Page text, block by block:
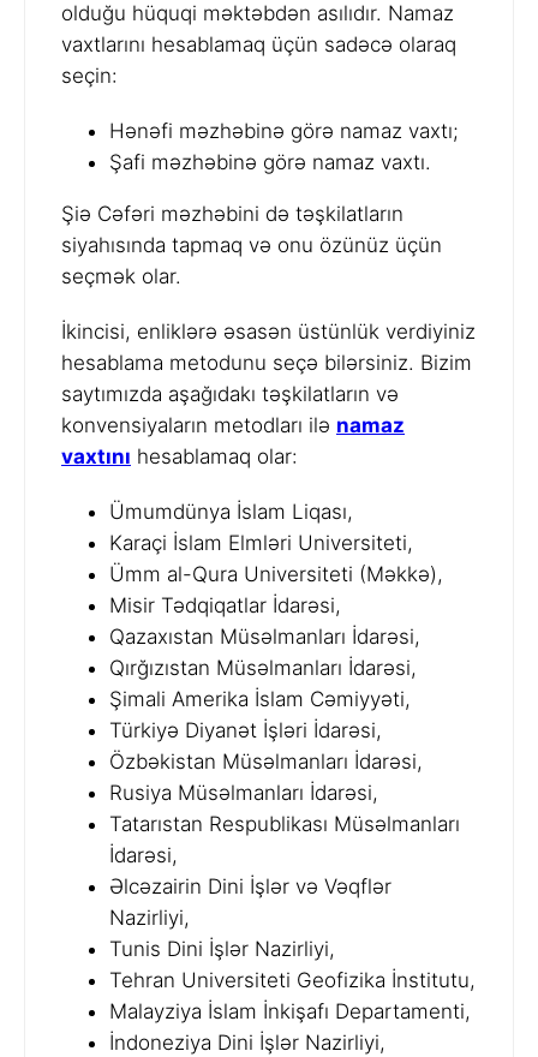
olduğu hüquqi məktəbdən asılıdır. Namaz
vaxtlarını hesablamaq üçün sadəcə olaraq
seçin:
Hənəfi məzhəbinə görə namaz vaxtı;
Şafi məzhəbinə görə namaz vaxtı.
Şiə Cəfəri məzhəbini də təşkilatların
siyahısında tapmaq və onu özünüz üçün
seçmək olar.
İkincisi, enliklərə əsasən üstünlük verdiyiniz
hesablama metodunu seçə bilərsiniz. Bizim
saytımızda aşağıdakı təşkilatların və
konvensiyaların metodları ilə namaz
vaxtını hesablamaq olar:
Ümumdünya İslam Liqası,
Karaçi İslam Elmləri Universiteti,
Ümm al-Qura Universiteti (Məkkə),
Misir Tədqiqatlar İdarəsi,
Qazaxıstan Müsəlmanları İdarəsi,
Qırğızıstan Müsəlmanları İdarəsi,
Şimali Amerika İslam Cəmiyyəti,
Türkiyə Diyanət İşləri İdarəsi,
Özbəkistan Müsəlmanları İdarəsi,
Rusiya Müsəlmanları İdarəsi,
Tatarıstan Respublikası Müsəlmanları
İdarəsi,
Əlcəzairin Dini İşlər və Vəqflər
Nazirliyi,
Tunis Dini İşlər Nazirliyi,
Tehran Universiteti Geofizika İnstitutu,
Malayziya İslam İnkişafı Departamenti,
İndoneziya Dini İşlər Nazirliyi,